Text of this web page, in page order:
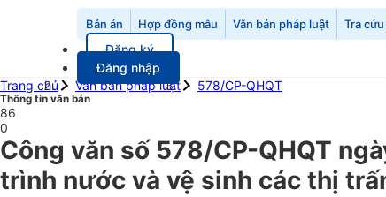
Bản án Hợp đồng mẫu Văn bản pháp luật Tra
Đăng ký
Đăng nhập
Trang chủ
Văn bản pháp luật 578/CP-QHQT
Thông tin văn bản
86
0
Công văn số 578/CP-QHQT
trình nước và vệ sinh các thị